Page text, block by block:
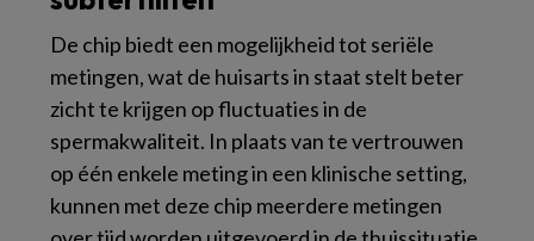
De chip biedt een mogelijkheid tot seriële
metingen, wat de huisarts in staat stelt beter
zicht te krijgen op fluctuaties in de
spermakwaliteit. In plaats van te vertrouwen
op één enkele meting in een klinische setting,
kunnen met deze chip meerdere metingen